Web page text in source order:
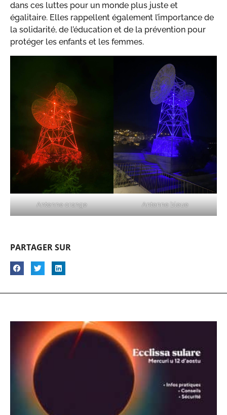
dans ces luttes pour un monde plus juste et
égalitaire. Elles rappellent également l’importance de
la solidarité, de l’éducation et de la prévention pour
protéger les enfants et les femmes.
Antenne orange Antenne bleue
PARTAGER SUR